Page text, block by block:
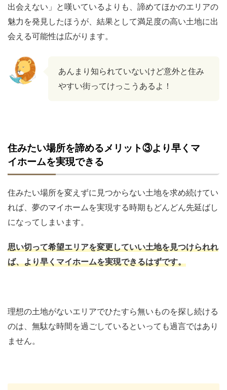
出会えない」と嘆いているよりも、諦めてほかのエリアの
魅力を発見したほうが、結果として満足度の高い土地に出
会える可能性は広がります。
あんまり知られていないけど意外と住み
やすい街ってけっこうあるよ！
住みたい場所を諦めるメリット③より早くマ
イホームを実現できる
住みたい場所を変えずに見つからない土地を求め続けてい
れば、夢のマイホームを実現する時期もどんどん先延ばし
になってしまいます。
思い切って希望エリアを変更していい土地を見つけられれ
ば、より早くマイホームを実現できるはずです。
理想の土地がないエリアでひたすら無いものを探し続ける
のは、無駄な時間を過ごしているといっても過言ではあり
ません。